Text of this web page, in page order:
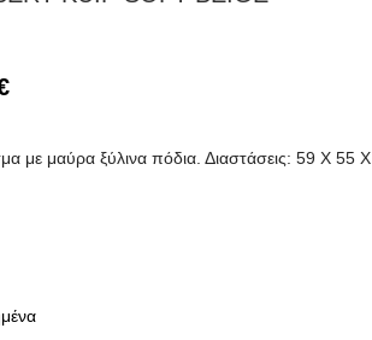
με μαύρα ξύλινα πόδια. Διαστάσεις: 59 Χ 55 Χ